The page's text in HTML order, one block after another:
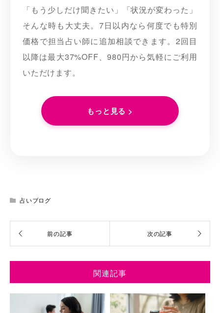
「もう少しだけ聞きたい」「状況が変わった」
そんな時も大丈夫。7日以内なら何度でも特別
価格で担当占い師に追加相談できます。2回目
以降は最大37%OFF、980円から気軽にご利用
いただけます。
もっと見る >
占いブログ
関連記事